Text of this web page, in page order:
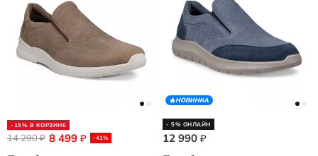
-15% В КОРЗИНЕ
8 499 ₽ -41%
14 290₽
НОВИНКА
- 5% ОНЛАЙН
12 990 ₽